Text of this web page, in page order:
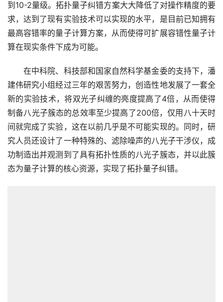
到10-2量级。拓扑量子纠错方案大大降低了对操作精度的要
求，达到了现有实验技术可以实现的水平，是目前已知拥有
最高容错率的量子计算方案，从而使得可扩展容错性量子计
算在现实条件下成为可能。
在中科院、科技部和国家自然科学基金委的支持下，潘
建伟研究小组经过三年的艰苦努力，创造性地发展了一套全
新的实验技术，将双光子纠缠的亮度提高了4倍，从而使得
制备八光子簇态的总效率至少提高了200倍，仅用八十天时
间就完成了实验，这在以前几乎是不可能实现的。同时，研
究人员还设计了一种特殊的、滤除噪声的八光子干涉仪，成
功制造出并观测到了具有拓扑性质的八光子簇态，并以此簇
态为量子计算的核心资源，实现了拓扑量子纠错。